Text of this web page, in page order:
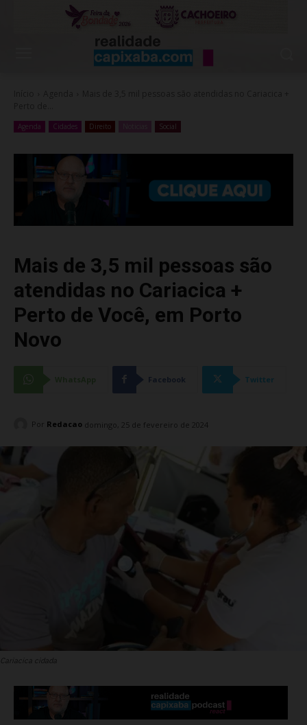
Agenda Cidades Direito Social
Mais de 3,5 mil pessoas são
atendidas no Cariacica +
Perto de Você, em Porto
Novo
Facebook Twitter
Por Redacao domingo, 25 de fevereiro de 2024
Cariacica cidada